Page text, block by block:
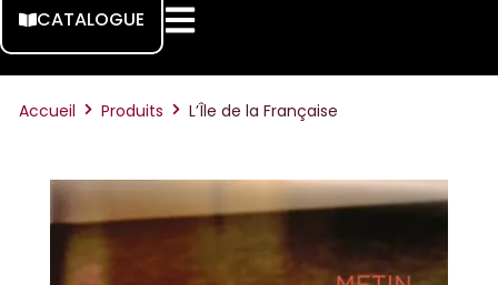
CATALOGUE
Accueil Produits L’Île de la Française